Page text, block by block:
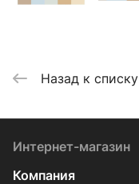
Назад к списку
Интернет-магазин
Компания